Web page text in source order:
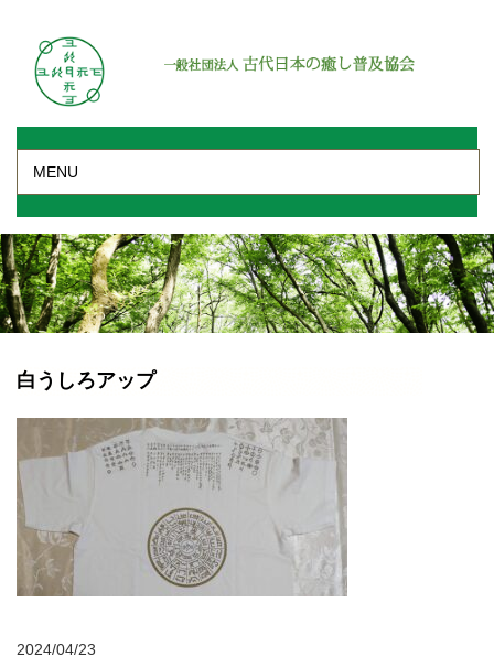
MENU
白うしろアップ
2024/04/23